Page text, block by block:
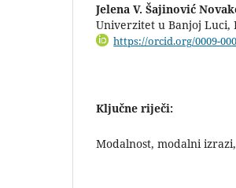
Jelena V. Šajinović
Univerzitet u Banjoj Luci,
https://orcid.org/0009-
Ključne riječi:
Modalnost, modalni